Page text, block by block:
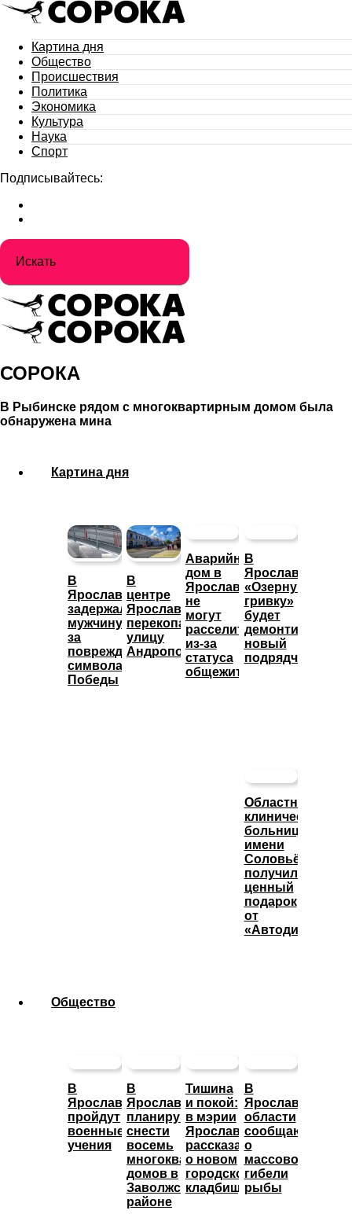
Картина дня
Общество
Происшествия
Политика
Экономика
Культура
Наука
Спорт
Подписывайтесь:
СОРОКА
В Рыбинске рядом с многоквартирным домом была
обнаружена мина
Картина дня
В
Ярославле
задержали
мужчину
за
повреждение
символа
Победы
В
центре
Ярославля
перекопали
улицу
Андропова
Аварийный
дом в
Ярославле
не
могут
расселить
из-за
статуса
общежития
В
Ярославле
«Озерную
гривку»
будет
демонтировать
новый
подрядчик
Областная
клиническая
больница
имени
Соловьёва
получила
ценный
подарок
от
«Автодизеля»
Общество
В
Ярославле
пройдут
военные
учения
В
Ярославле
планируют
снести
восемь
многоквартирных
домов в
Заволжском
районе
Тишина
и покой:
в мэрии
Ярославля
рассказали
о новом
городском
кладбище
В
Ярославской
области
сообщают
о
массовой
гибели
рыбы